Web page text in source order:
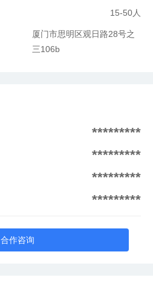
15-50人
厦门市思明区观日路28号之
三106b
*********
*********
*********
*********
合作咨询